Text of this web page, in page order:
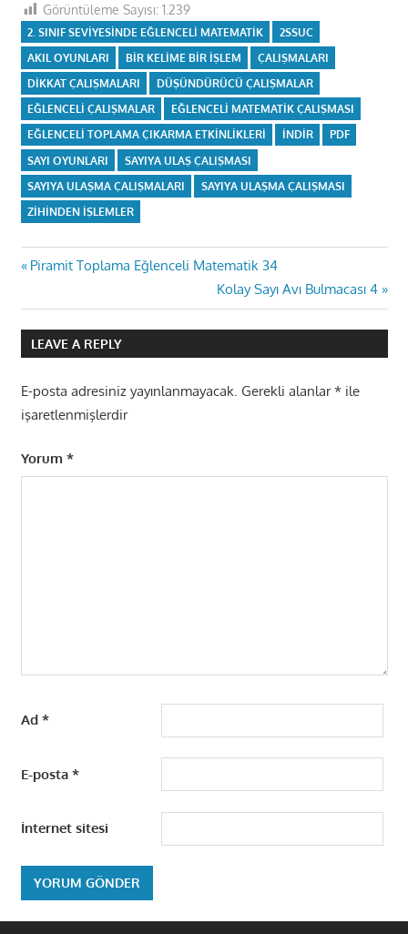
Görüntüleme Sayısı: 1.239
2. SINIF SEVIYESINDE EĞLENCELI MATEMATIK
2SSUC
AKIL OYUNLARI
BIR KELIME BIR IŞLEM
ÇALIŞMALARI
DIKKAT ÇALIŞMALARI
DÜŞÜNDÜRÜCÜ ÇALIŞMALAR
EĞLENCELI ÇALIŞMALAR
EĞLENCELI MATEMATIK ÇALIŞMASI
EĞLENCELI TOPLAMA ÇIKARMA ETKINLIKLERI
INDIR
PDF
SAYI OYUNLARI
SAYIYA ULAŞ ÇALIŞMASI
SAYIYA ULAŞMA ÇALIŞMALARI
SAYIYA ULAŞMA ÇALIŞMASI
ZIHINDEN IŞLEMLER
Yazı
gezinmesi
Previous
Piramit Toplama Eğlenceli Matematik 34
Next
Post:
Kolay Sayı Avı Bulmacası 4
LEAVE A REPLY
E-posta adresiniz yayınlanmayacak. Gerekli alanlar*ile
işaretlenmişlerdir
Yorum *
Ad *
E-posta *
İnternet sitesi